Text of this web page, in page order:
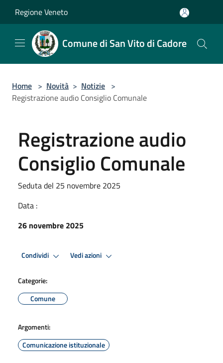
Regione Veneto
Comune di San Vito di Cadore
Home > Novità > Notizie >
Registrazione audio Consiglio Comunale
Registrazione audio
Consiglio Comunale
Seduta del 25 novembre 2025
Data :
26 novembre 2025
Condividi Vedi azioni
Categorie:
Comune
Argomenti:
Comunicazione istituzionale